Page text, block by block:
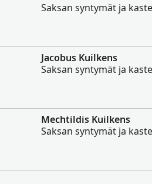
Saksan syntymät ja
Jacobus Kuilkens
Saksan syntymät ja
Mechtildis Kuilkens
Saksan syntymät ja